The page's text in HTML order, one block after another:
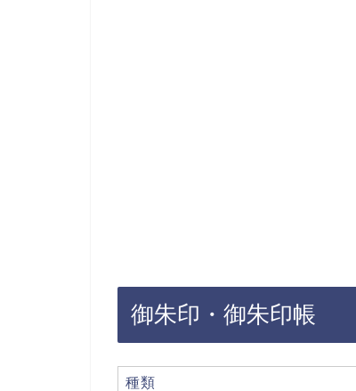
御朱印・御朱印帳
種類